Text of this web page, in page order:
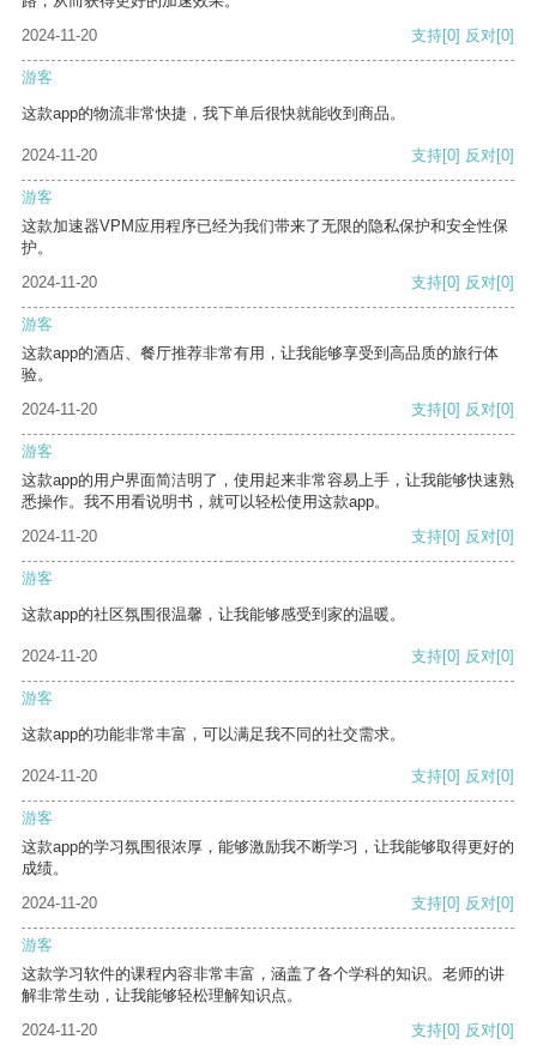
2024-11-20
支持[0] 反对[0]
游客
这款app的物流非常快捷，我下单后很快就能收到商品。
2024-11-20 支持[0] 反对[0]
游客
这款加速器VPM应用程序已经为我们带来了无限的隐私保护和安全性保
护。
2024-11-20
支持[0] 反对[0]
游客
这款app的酒店、餐厅推荐非常有用，让我能够享受到高品质的旅行体
验。
2024-11-20
支持[0] 反对[0]
游客
这款app的用户界面简洁明了，使用起来非常容易上手，让我能够快速熟
悉操作。我不用看说明书，就可以轻松使用这款app。
2024-11-20
支持[0] 反对[0]
游客
这款app的社区氛围很温馨，让我能够感受到家的温暖。
2024-11-20 支持[0] 反对[0]
游客
这款app的功能非常丰富，可以满足我不同的社交需求。
2024-11-20 支持[0] 反对[0]
游客
这款app的学习氛围很浓厚，能够激励我不断学习，让我能够取得更好的
成绩。
2024-11-20
支持[0] 反对[0]
游客
这款学习软件的课程内容非常丰富，涵盖了各个学科的知识。老师的讲
解非常生动，让我能够轻松理解知识点。
2024-11-20
支持[0] 反对[0]